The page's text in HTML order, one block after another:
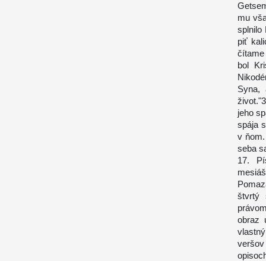
mu
splnilo
piť
čítame
bol
Syna,
jeho
spája
v
seba
17.
štvrtý
obraz